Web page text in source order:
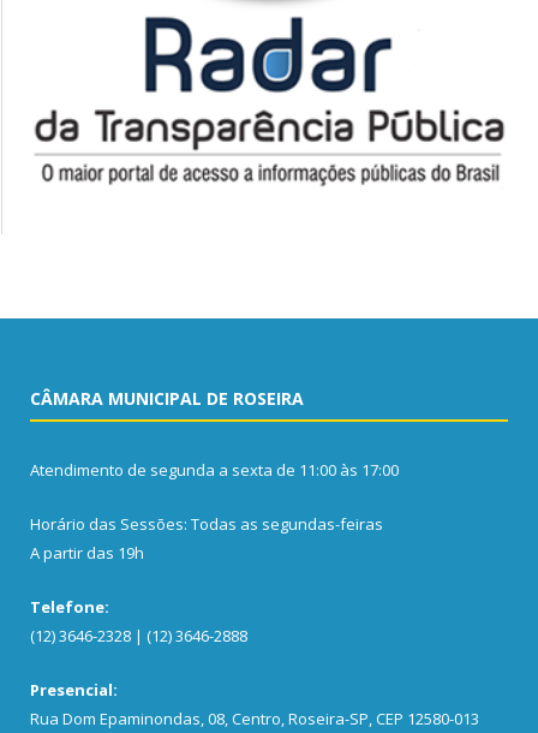
CÂMARA MUNICIPAL DE ROSEIRA
Atendimento de segunda a sexta de 11:00 às 17:00
Horário das Sessões: Todas as segundas-feiras
A partir das 19h
Telefone:
(12) 3646-2328 | (12) 3646-2888
Presencial:
Rua Dom Epaminondas, 08, Centro, Roseira-SP, CEP 12580-013